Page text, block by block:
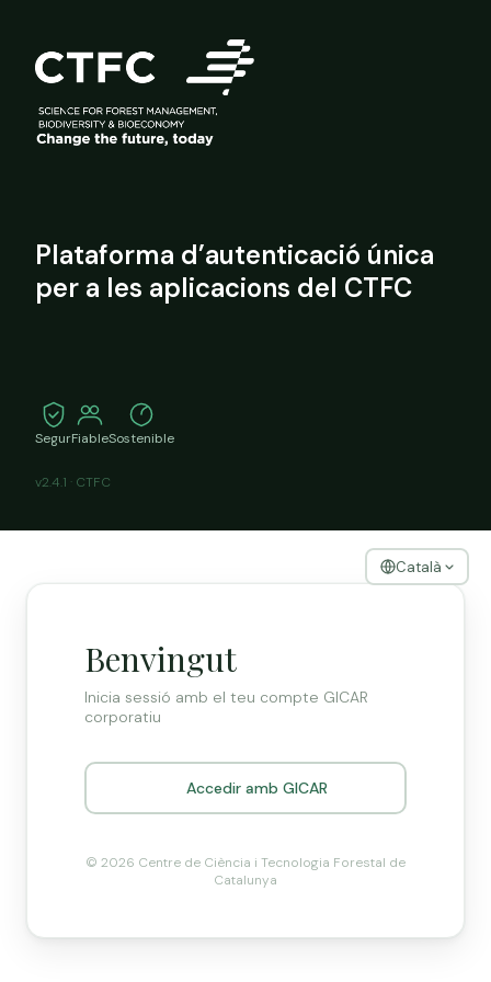
Plataforma d’autenticació única
per a les aplicacions del CTFC
SegurFiableSostenible
v2.4.1 · CTFC
Català
Benvingut
Inicia sessió amb el teu compte GICAR
corporatiu
Accedir amb GICAR
© 2026 Centre de Ciència i Tecnologia Forestal de
Catalunya